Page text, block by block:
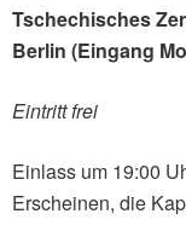
Tschechisches
Berlin (Eingang
Eintritt frei
Einlass um 19:00
Erscheinen, die